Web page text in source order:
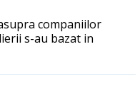
companiilor
s-au bazat in